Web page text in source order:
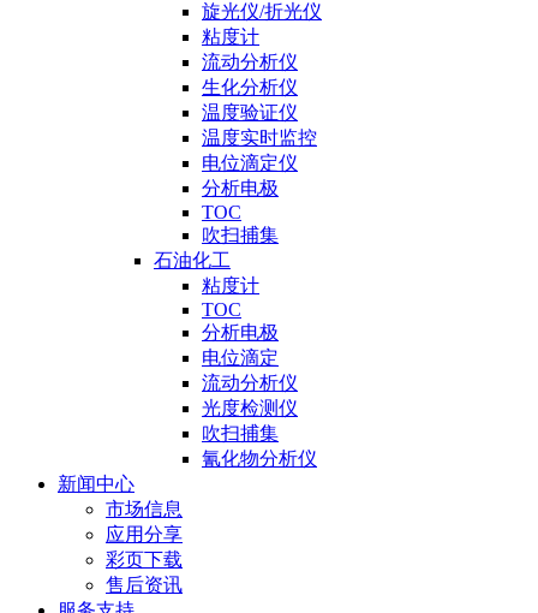
旋光仪/折光仪
粘度计
流动分析仪
生化分析仪
温度验证仪
温度实时监控
电位滴定仪
分析电极
TOC
吹扫捕集
石油化工
粘度计
TOC
分析电极
电位滴定
流动分析仪
光度检测仪
吹扫捕集
氰化物分析仪
新闻中心
市场信息
应用分享
彩页下载
售后资讯